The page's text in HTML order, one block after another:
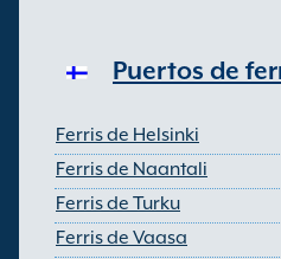
Puertos de
Ferris de Helsinki
Ferris de Naantali
Ferris de Turku
Ferris de Vaasa